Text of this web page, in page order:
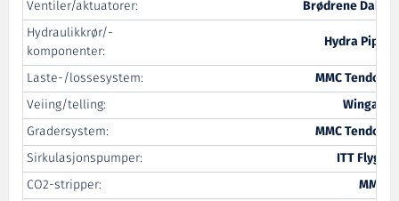
Ventiler/aktuatorer:
Brødrene Dahl
Hydraulikkrør/-
komponenter:
Hydra Pipe
Laste-/lossesystem:
MMC Tendos
Veiing/telling:
Wingan
Gradersystem:
MMC Tendos
Sirkulasjonspumper:
ITT Flygt
CO2-stripper:
MMC